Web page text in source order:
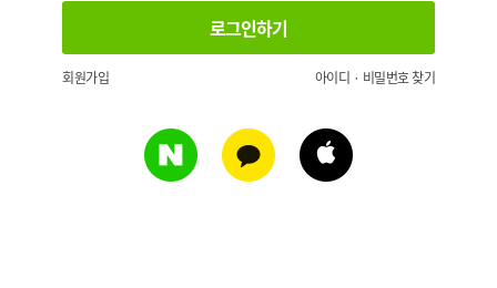
회원가입 아이디 · 비밀번호 찾기